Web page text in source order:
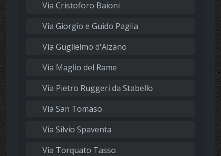
Via Cristoforo Baioni
Via Giorgio e Guido Paglia
Via Guglielmo d'Alzano
Via Maglio del Rame
Via Pietro Ruggeri da Stabello
Via San Tomaso
Via Silvio Spaventa
Via Torquato Tasso